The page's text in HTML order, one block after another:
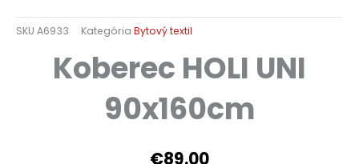
SKU A6933 Kategória Bytový textil
Koberec HOLI UNI
90x160cm
€89.00